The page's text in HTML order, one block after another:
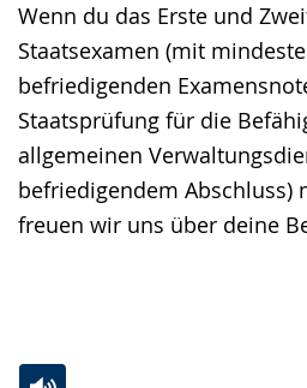
Wenn du das Erste und
Staatsexamen (mit
befriedigenden
Staatsprüfung für die
allgemeinen
befriedigendem Abschluss)
freuen wir uns über deine
wechseln.
Deutscher
Gebärdensprache
wird
angezeigt.